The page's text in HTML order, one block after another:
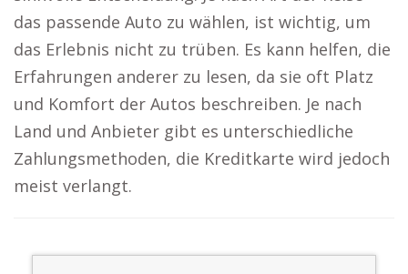
das passende Auto zu wählen, ist wichtig, um
das Erlebnis nicht zu trüben. Es kann helfen, die
Erfahrungen anderer zu lesen, da sie oft Platz
und Komfort der Autos beschreiben. Je nach
Land und Anbieter gibt es unterschiedliche
Zahlungsmethoden, die Kreditkarte wird jedoch
meist verlangt.